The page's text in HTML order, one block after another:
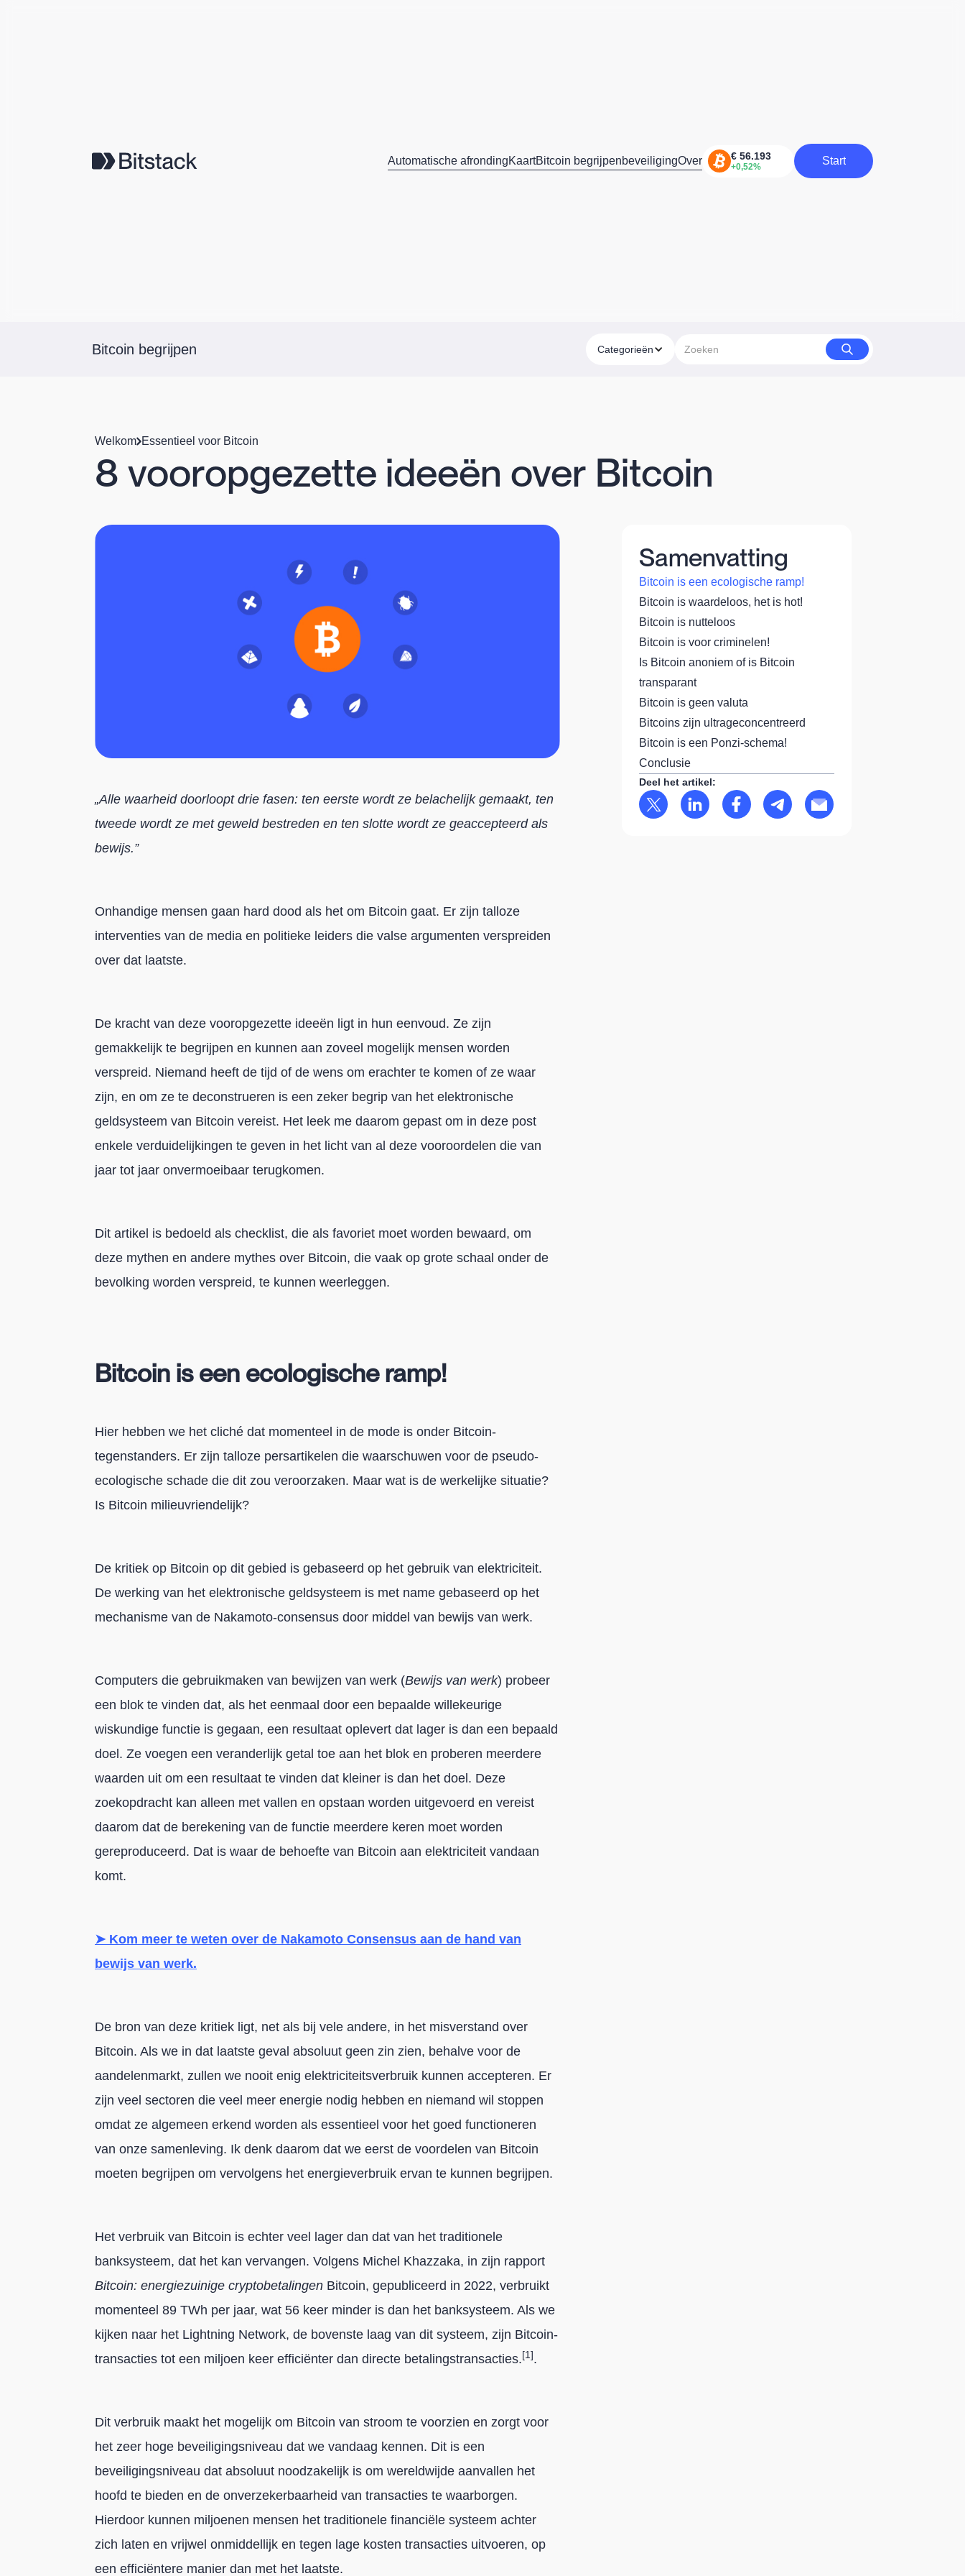
Automatische afrondingKaartBitcoin begrijpenbeveiligingOver
Start
Start
Bitcoin begrijpen Categorieën
Welkom Essentieel voor Bitcoin
8 vooropgezette ideeën over Bitcoin
„Alle waarheid doorloopt drie fasen: ten eerste wordt ze belachelijk gemaakt, ten
tweede wordt ze met geweld bestreden en ten slotte wordt ze geaccepteerd als
bewijs.”
Onhandige mensen gaan hard dood als het om Bitcoin gaat. Er zijn talloze
interventies van de media en politieke leiders die valse argumenten verspreiden
over dat laatste.
De kracht van deze vooropgezette ideeën ligt in hun eenvoud. Ze zijn
gemakkelijk te begrijpen en kunnen aan zoveel mogelijk mensen worden
verspreid. Niemand heeft de tijd of de wens om erachter te komen of ze waar
zijn, en om ze te deconstrueren is een zeker begrip van het elektronische
geldsysteem van Bitcoin vereist. Het leek me daarom gepast om in deze post
enkele verduidelijkingen te geven in het licht van al deze vooroordelen die van
jaar tot jaar onvermoeibaar terugkomen.
Dit artikel is bedoeld als checklist, die als favoriet moet worden bewaard, om
deze mythen en andere mythes over Bitcoin, die vaak op grote schaal onder de
bevolking worden verspreid, te kunnen weerleggen.
Bitcoin is een ecologische ramp!
Hier hebben we het cliché dat momenteel in de mode is onder Bitcoin-
tegenstanders. Er zijn talloze persartikelen die waarschuwen voor de pseudo-
ecologische schade die dit zou veroorzaken. Maar wat is de werkelijke situatie?
Is Bitcoin milieuvriendelijk?
De kritiek op Bitcoin op dit gebied is gebaseerd op het gebruik van elektriciteit.
De werking van het elektronische geldsysteem is met name gebaseerd op het
mechanisme van de Nakamoto-consensus door middel van bewijs van werk.
Computers die gebruikmaken van bewijzen van werk (Bewijs van werk) probeer
een blok te vinden dat, als het eenmaal door een bepaalde willekeurige
wiskundige functie is gegaan, een resultaat oplevert dat lager is dan een bepaald
doel. Ze voegen een veranderlijk getal toe aan het blok en proberen meerdere
waarden uit om een resultaat te vinden dat kleiner is dan het doel. Deze
zoekopdracht kan alleen met vallen en opstaan worden uitgevoerd en vereist
daarom dat de berekening van de functie meerdere keren moet worden
gereproduceerd. Dat is waar de behoefte van Bitcoin aan elektriciteit vandaan
komt.
➤ Kom meer te weten over de Nakamoto Consensus aan de hand van
bewijs van werk.
De bron van deze kritiek ligt, net als bij vele andere, in het misverstand over
Bitcoin. Als we in dat laatste geval absoluut geen zin zien, behalve voor de
aandelenmarkt, zullen we nooit enig elektriciteitsverbruik kunnen accepteren. Er
zijn veel sectoren die veel meer energie nodig hebben en niemand wil stoppen
omdat ze algemeen erkend worden als essentieel voor het goed functioneren
van onze samenleving. Ik denk daarom dat we eerst de voordelen van Bitcoin
moeten begrijpen om vervolgens het energieverbruik ervan te kunnen begrijpen.
Het verbruik van Bitcoin is echter veel lager dan dat van het traditionele
banksysteem, dat het kan vervangen. Volgens Michel Khazzaka, in zijn rapport
Bitcoin: energiezuinige cryptobetalingen Bitcoin, gepubliceerd in 2022, verbruikt
momenteel 89 TWh per jaar, wat 56 keer minder is dan het banksysteem. Als we
kijken naar het Lightning Network, de bovenste laag van dit systeem, zijn Bitcoin-
transacties tot een miljoen keer efficiënter dan directe betalingstransacties. [1] .
Dit verbruik maakt het mogelijk om Bitcoin van stroom te voorzien en zorgt voor
het zeer hoge beveiligingsniveau dat we vandaag kennen. Dit is een
beveiligingsniveau dat absoluut noodzakelijk is om wereldwijde aanvallen het
hoofd te bieden en de onverzekerbaarheid van transacties te waarborgen.
Hierdoor kunnen miljoenen mensen het traditionele financiële systeem achter
zich laten en vrijwel onmiddellijk en tegen lage kosten transacties uitvoeren, op
een efficiëntere manier dan met het laatste.
Samenvatting
Bitcoin is een ecologische ramp!
Bitcoin is waardeloos, het is hot!
Bitcoin is nutteloos
Bitcoin is voor criminelen!
Is Bitcoin anoniem of is Bitcoin
transparant
Bitcoin is geen valuta
Bitcoins zijn ultrageconcentreerd
Bitcoin is een Ponzi-schema!
Conclusie
Deel het artikel: